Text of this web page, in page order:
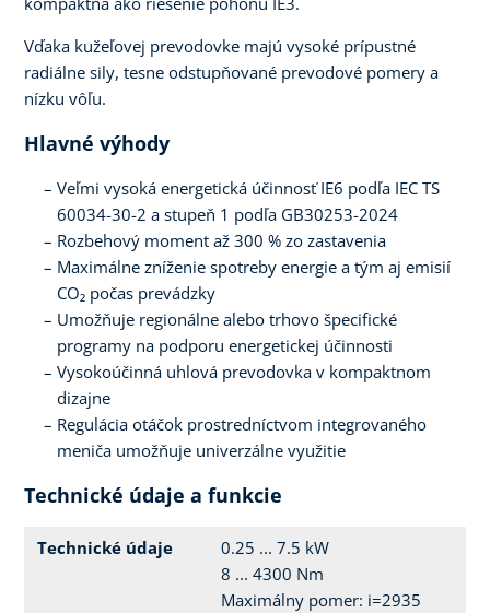
Vďaka kužeľovej prevodovke majú vysoké prípustné
radiálne sily, tesne odstupňované prevodové pomery a
nízku vôľu.
Hlavné výhody
Veľmi vysoká energetická účinnosť IE6 podľa IEC TS
60034-30-2 a stupeň 1 podľa GB30253-2024
Rozbehový moment až 300 % zo zastavenia
Maximálne zníženie spotreby energie a tým aj emisií
CO₂ počas prevádzky
Umožňuje regionálne alebo trhovo špecifické
programy na podporu energetickej účinnosti
Vysokoúčinná uhlová prevodovka v kompaktnom
dizajne
Regulácia otáčok prostredníctvom integrovaného
meniča umožňuje univerzálne využitie
Technické údaje a funkcie
Technické údaje
0.25 ... 7.5 kW
8 ... 4300 Nm
Maximálny pomer: i=2935